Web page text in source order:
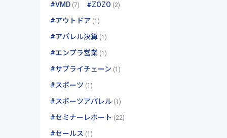
#VMD(7) #ZOZO (2)
#アウトドア (1)
#アパレル決算(1)
#エンプラ営業(1)
#サプライチェーン (1)
#スポーツ (1)
#スポーツアパレル(1)
#セミナーレポート (22)
#セールス (1)